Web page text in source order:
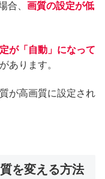
合、 画質の設定が低
が「自動」になって
あります。
が高画質に設定され
を変える方法